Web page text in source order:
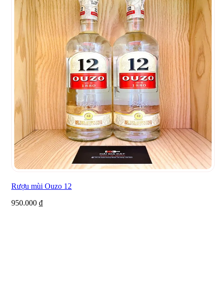
Rượu mùi Ouzo 12
950.000 ₫